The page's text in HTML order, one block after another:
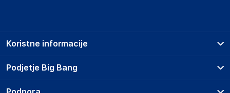
Otrokom ne dovolite, da se igrajo z aparatom.
Podatki o proizvajalcu
Podatki o proizvajalcu vključujejo informacije (naziv, naslov,
Podjetje Big Bang
O podjetju
Koristne informacije
Prodajna mesta